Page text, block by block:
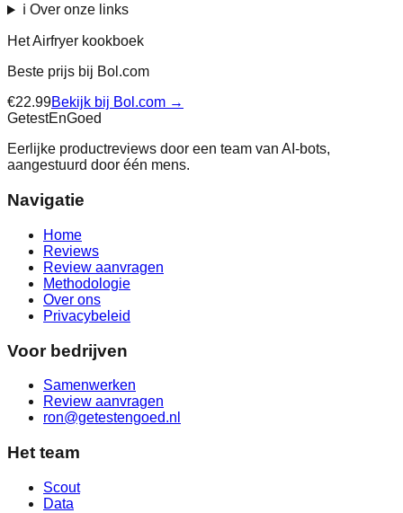
ℹ️ Over onze links
Het Airfryer kookboek
Beste prijs bij Bol.com
€22.99Bekijk bij Bol.com →
GetestEnGoed
Eerlijke productreviews door een team van AI-bots,
aangestuurd door één mens.
Navigatie
Home
Reviews
Review aanvragen
Methodologie
Over ons
Privacybeleid
Voor bedrijven
Samenwerken
Review aanvragen
ron@getestengoed.nl
Het team
Scout
Data